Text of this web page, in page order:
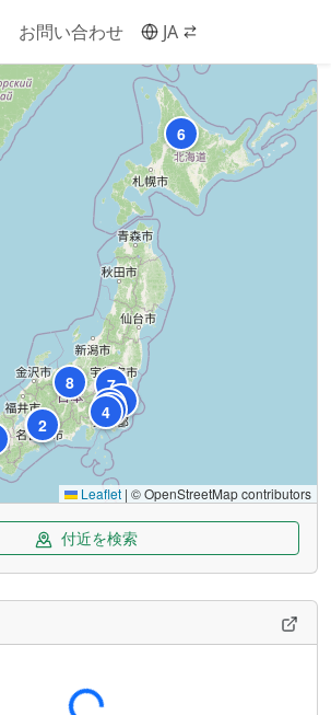
お問い合わせ JA
1
2
3
4 5
6
7
8
10
Leaflet | © OpenStreetMap contributors
付近を検索
読み込み中...